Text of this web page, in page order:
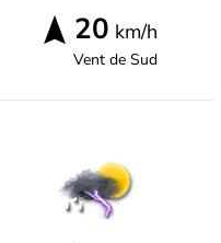
20 km/h
Vent deSud